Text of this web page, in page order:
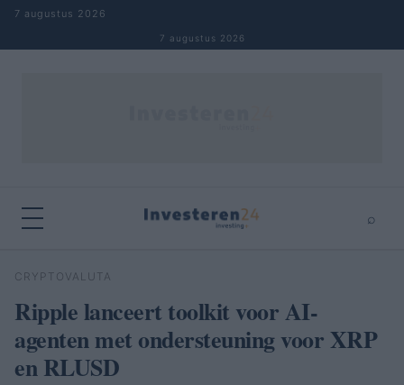
Naar inhoud springen
7 augustus 2026
7 augustus 2026
⌕
Zoeken
CRYPTOVALUTA
Ripple lanceert toolkit voor AI-
agenten met ondersteuning voor XRP
en RLUSD